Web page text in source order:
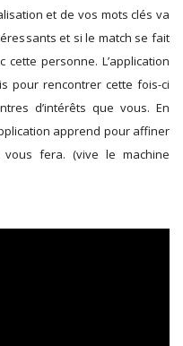
et de vos mots clés va
et si le match se fait
personne. L’application
pour rencontrer cette fois-ci
d’intérêts que vous. En
apprend pour affiner
vous fera. (vive le machine